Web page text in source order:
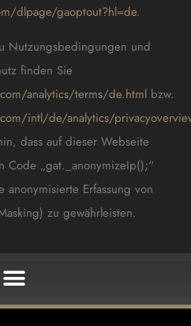
dlpage/gaoptout?hl=de.
Nutzungsbedingungen und
finden Sie
analytics/terms/de.html bzw.
intl/de/analytics/
dass auf dieser Webseite
Code „gat._anonymizeIp();“
Erfassung von
zu gewährleisten.